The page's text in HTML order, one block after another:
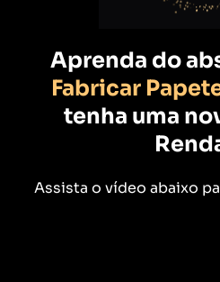
Aprenda do
Fabricar
tenha uma
Assista o vídeo abaixo